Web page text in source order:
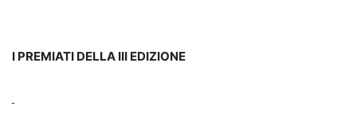
I PREMIATI DELLA III EDIZIONE